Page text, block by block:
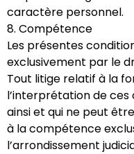
caractère personnel.
8. Compétence
Les présentes
exclusivement par le
Tout litige relatif à la
l’interprétation de
ainsi et qui ne peut
à la compétence
l’arrondissement